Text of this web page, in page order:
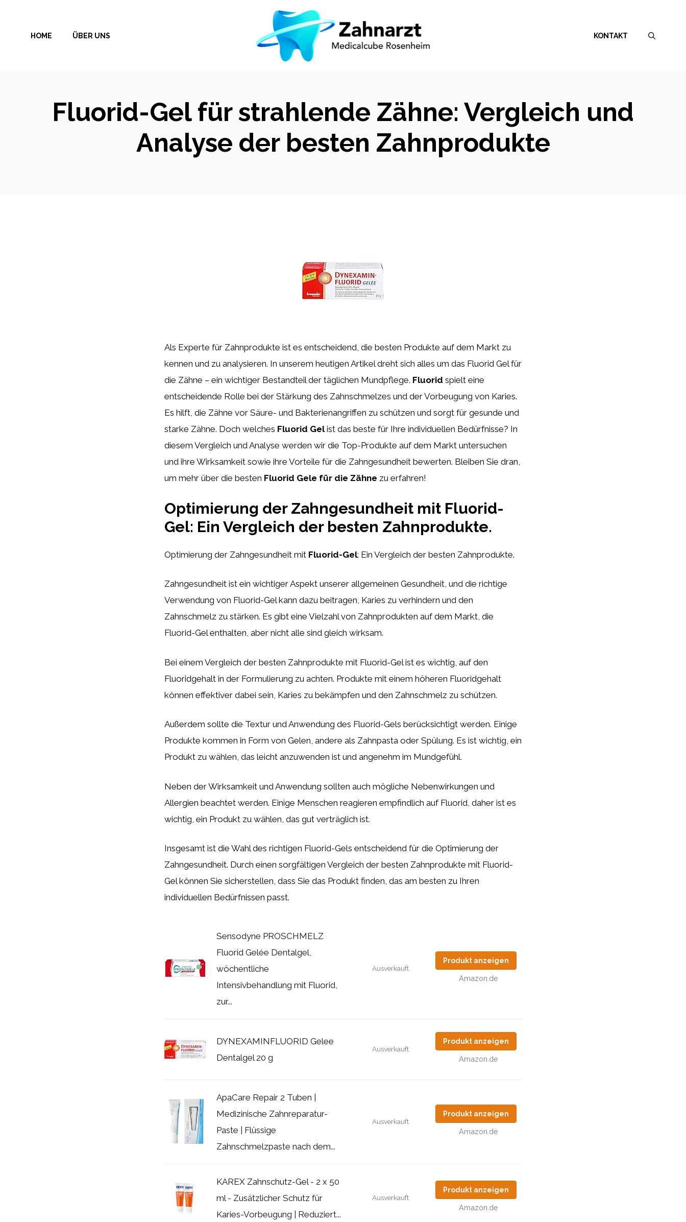
springenHOME ÜBER UNS KONTAKT
Fluorid-Gel für strahlende Zähne: Vergleich und
Analyse der besten Zahnprodukte
Als Experte für Zahnprodukte ist es entscheidend, die besten Produkte auf dem Markt zu
kennen und zu analysieren. In unserem heutigen Artikel dreht sich alles um das Fluorid Gel für
die Zähne – ein wichtiger Bestandteil der täglichen Mundpflege. Fluorid spielt eine
entscheidende Rolle bei der Stärkung des Zahnschmelzes und der Vorbeugung von Karies.
Es hilft, die Zähne vor Säure- und Bakterienangriffen zu schützen und sorgt für gesunde und
starke Zähne. Doch welches Fluorid Gelist das beste für Ihre individuellen Bedürfnisse? In
diesem Vergleich und Analyse werden wir die Top-Produkte auf dem Markt untersuchen
und ihre Wirksamkeit sowie ihre Vorteile für die Zahngesundheit bewerten. Bleiben Sie dran,
um mehr über die besten Fluorid Gele für die Zähne zu erfahren!
Optimierung der Zahngesundheit mit Fluorid-
Gel: Ein Vergleich der besten Zahnprodukte.
Optimierung der Zahngesundheit mit Fluorid-Gel: Ein Vergleich der besten Zahnprodukte.
Zahngesundheit ist ein wichtiger Aspekt unserer allgemeinen Gesundheit, und die richtige
Verwendung von Fluorid-Gel kann dazu beitragen, Karies zu verhindern und den
Zahnschmelz zu stärken. Es gibt eine Vielzahl von Zahnprodukten auf dem Markt, die
Fluorid-Gel enthalten, aber nicht alle sind gleich wirksam.
Bei einem Vergleich der besten Zahnprodukte mit Fluorid-Gel ist es wichtig, auf den
Fluoridgehalt in der Formulierung zu achten. Produkte mit einem höheren Fluoridgehalt
können effektiver dabei sein, Karies zu bekämpfen und den Zahnschmelz zu schützen.
Außerdem sollte die Textur und Anwendung des Fluorid-Gels berücksichtigt werden. Einige
Produkte kommen in Form von Gelen, andere als Zahnpasta oder Spülung. Es ist wichtig, ein
Produkt zu wählen, das leicht anzuwenden ist und angenehm im Mundgefühl.
Neben der Wirksamkeit und Anwendung sollten auch mögliche Nebenwirkungen und
Allergien beachtet werden. Einige Menschen reagieren empfindlich auf Fluorid, daher ist es
wichtig, ein Produkt zu wählen, das gut verträglich ist.
Insgesamt ist die Wahl des richtigen Fluorid-Gels entscheidend für die Optimierung der
Zahngesundheit. Durch einen sorgfältigen Vergleich der besten Zahnprodukte mit Fluorid-
Gel können Sie sicherstellen, dass Sie das Produkt finden, das am besten zu Ihren
individuellen Bedürfnissen passt.
Sensodyne PROSCHMELZ
Fluorid Gelée Dentalgel,
wöchentliche
Intensivbehandlung mit Fluorid,
zur...
Ausverkauft
Produkt anzeigen
Amazon.de
DYNEXAMINFLUORID Gelee
Dentalgel 20 g
Ausverkauft
Produkt anzeigen
Amazon.de
ApaCare Repair 2 Tuben |
Medizinische Zahnreparatur-
Paste | Flüssige
Zahnschmelzpaste nach dem...
Ausverkauft
Produkt anzeigen
Amazon.de
KAREX Zahnschutz-Gel - 2 x 50
ml - Zusätzlicher Schutz für
Karies-Vorbeugung | Reduziert...
Ausverkauft
Produkt anzeigen
Amazon.de